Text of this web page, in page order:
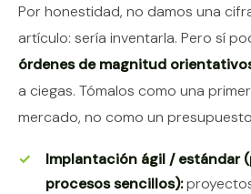
Por honestidad, no damos una
artículo: sería inventarla. Pero sí
órdenes de magnitud
a ciegas. Tómalos como una
mercado, no como un
Implantación ágil / estándar
procesos sencillos):